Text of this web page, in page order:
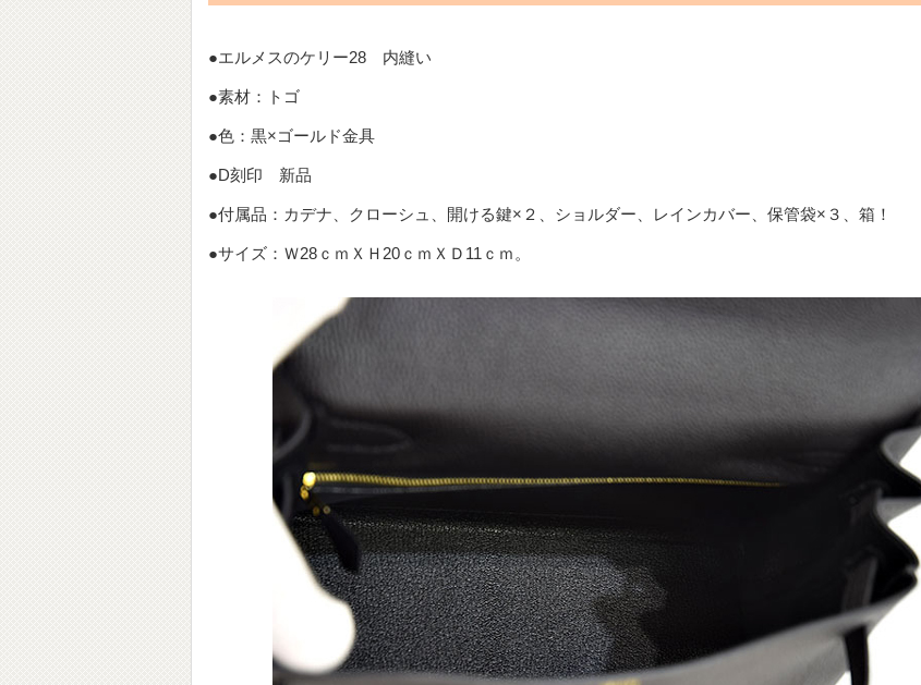
●エルメスのケリー28 内縫い
●素材：トゴ
●色：黒×ゴールド金具
●D刻印 新品
●付属品：カデナ、クローシュ、開ける鍵×２、ショルダー、レインカバー、保管袋×３、箱！
●サイズ：Ｗ28ｃｍＸＨ20ｃｍＸＤ11ｃｍ。